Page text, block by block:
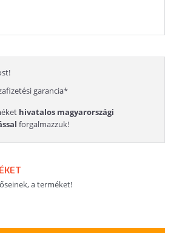
garancia*
hivatalos magyarországi
forgalmazzuk!
a terméket!